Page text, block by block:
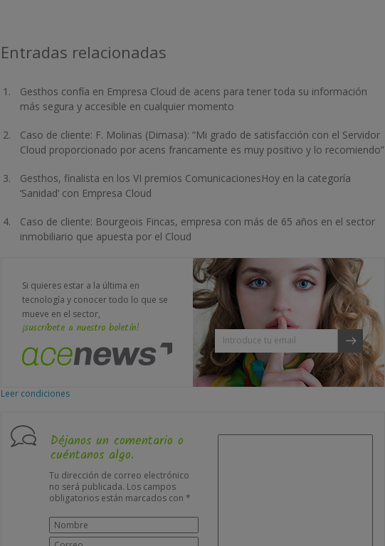
Entradas relacionadas
Gesthos confía en Empresa Cloud de acens para tener toda su información
más segura y accesible en cualquier momento
Caso de cliente: F. Molinas (Dimasa): “Mi grado de satisfacción con el Servidor
Cloud proporcionado por acens francamente es muy positivo y lo recomiendo”
Gesthos, finalista en los VI premios ComunicacionesHoy en la categoría
‘Sanidad’ con Empresa Cloud
Caso de cliente: Bourgeois Fincas, empresa con más de 65 años en el sector
inmobiliario que apuesta por el Cloud
Si quieres estar a la última en
tecnología y conocer todo lo que se
mueve en el sector,
¡suscríbete a nuestro boletín!
Leer condiciones
Déjanos un comentario o
cuéntanos algo.
Tu dirección de correo electrónico
no será publicada. Los campos
obligatorios están marcados con *